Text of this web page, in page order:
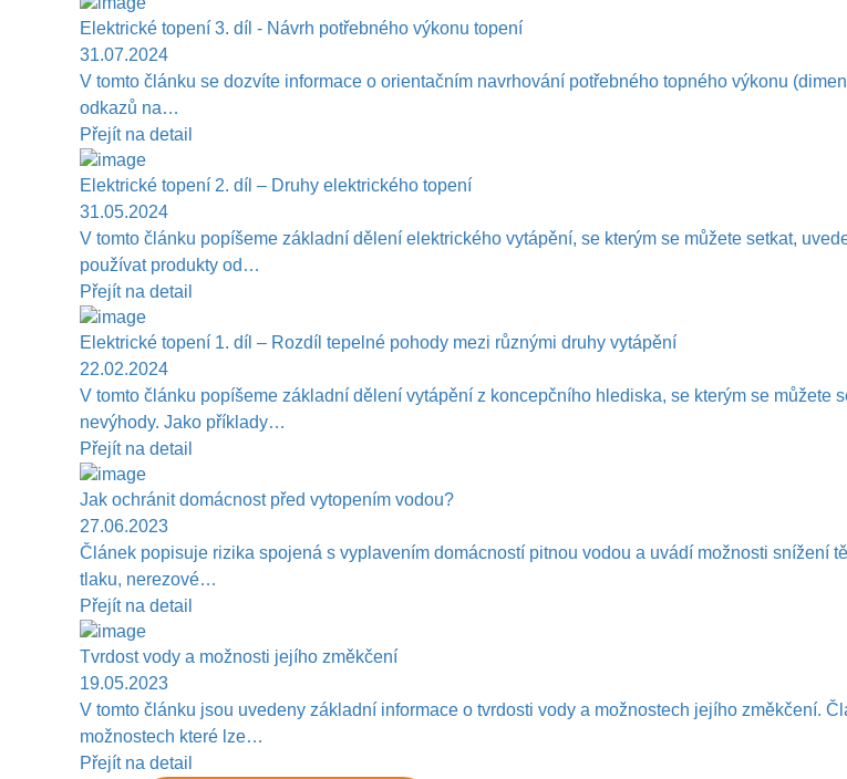
Elektrické topení 3. díl - Návrh potřebného výkonu topení
31.07.2024
V tomto článku se dozvíte informace o orientačním navrhování potřebného topného výkonu
odkazů na…
Přejít na detail
Elektrické topení 2. díl – Druhy elektrického topení
31.05.2024
V tomto článku popíšeme základní dělení elektrického vytápění, se kterým se můžete setkat,
používat produkty od…
Přejít na detail
Elektrické topení 1. díl – Rozdíl tepelné pohody mezi různými druhy vytápění
22.02.2024
V tomto článku popíšeme základní dělení vytápění z koncepčního hlediska, se kterým se můžete
nevýhody. Jako příklady…
Přejít na detail
Jak ochránit domácnost před vytopením vodou?
27.06.2023
Článek popisuje rizika spojená s vyplavením domácností pitnou vodou a uvádí možnosti snížení
tlaku, nerezové…
Přejít na detail
Tvrdost vody a možnosti jejího změkčení
19.05.2023
V tomto článku jsou uvedeny základní informace o tvrdosti vody a možnostech jejího změkčení.
možnostech které lze…
Přejít na detail